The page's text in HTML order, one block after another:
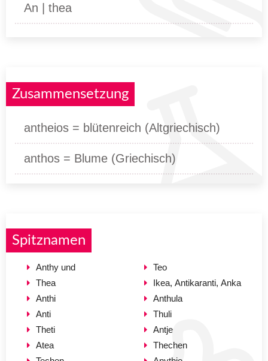
An | thea
Zusammensetzung
antheios = blütenreich (Altgriechisch)
anthos = Blume (Griechisch)
Spitznamen
Anthy und
Thea
Anthi
Anti
Theti
Atea
Teo
Ikea, Antikaranti, Anka
Anthula
Thuli
Antje
Thechen